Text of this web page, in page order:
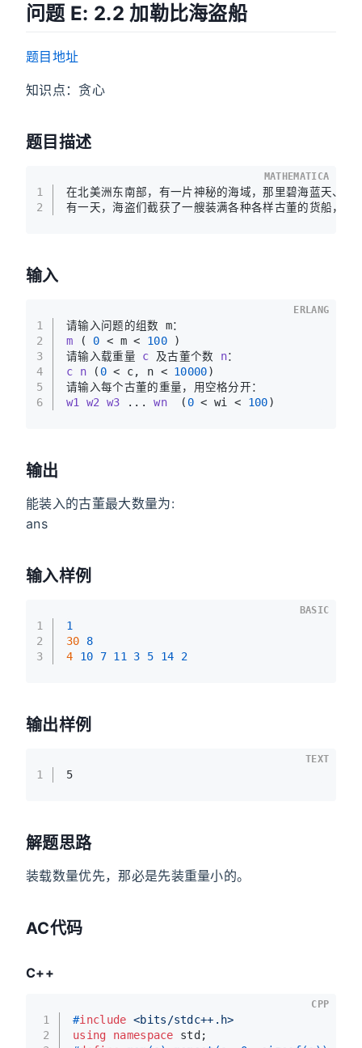
问题 E: 2.2 加勒比海盗船
题目地址
知识点：贪心
题目描述
1
2
在北美洲东南部，有一片神秘的海域，那里碧海蓝天、
有一天，海盗们截获了一艘装满各种各样古董的货船，
MATHEMATICA
输入
1
2
3
4
5
6
请输入问题的组数 m：
m
( 0 < m < 100 )
请输入载重量 c 及古董个数 n：
c
n ( 0 < c, n < 10000)
请输入每个古董的重量，用空格分开：
w1 w2 w3 ... wn ( 0 < wi < 100)
ERLANG
输出
能装入的古董最大数量为:
ans
输入样例
1
2
3
1
30 8
4 10 7 11 3 5 14 2
BASIC
输出样例
1 5
TEXT
解题思路
装载数量优先，那必是先装重量小的。
AC代码
C++
1
2
#include <bits/stdc++.h>
using
namespace std;
CPP